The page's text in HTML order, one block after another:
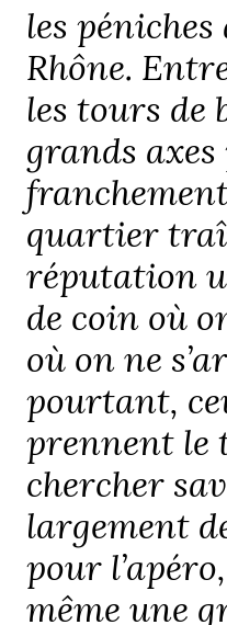
les
Rhône.
les tours de
grands axes
quartier
réputation
de coin où
où on ne
pourtant,
prennent le
chercher
largement
pour
même une